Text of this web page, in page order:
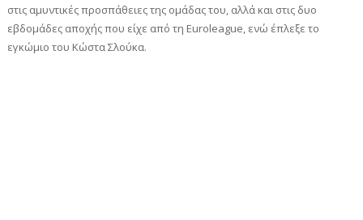
στις αμυντικές προσπάθειες της ομάδας του, αλλά και στις δυο
εβδομάδες αποχής που είχε από τη Euroleague, ενώ έπλεξε το
εγκώμιο του Κώστα Σλούκα.